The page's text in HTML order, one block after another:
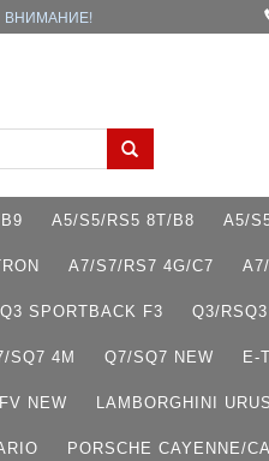
ВНИМАНИЕ!
A5/S5/RS5 8T/B8 A5/
A7/S7/RS7 4G/C7
SPORTBACK F3 Q3/
SQ7 4M Q7/SQ7 NEW E-
NEW LAMBORGHINI URUS
PORSCHE CAYENNE/